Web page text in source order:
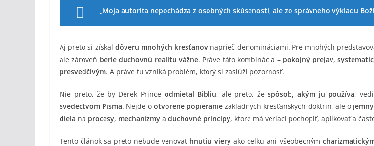
„Moja autorita nepochádza z osobných skúseností, ale zo správneho výkladu
Aj preto si získal dôveru mnohých kresťanov naprieč denomináciami. Pre mnohých
ale zároveň berie duchovnú realitu vážne. Práve táto kombinácia – pokojný prejav,
presvedčivým. A práve tu vzniká problém, ktorý si zaslúži pozornosť.
Nie preto, že by Derek Prince odmietal Bibliu, ale preto, žespôsob, akým ju používa,
svedectvom Písma. Nejde o otvorené popieranie základných kresťanských doktrín, ale o
diela na procesy, mechanizmy a duchovné princípy, ktoré má veriaci pochopiť, aplikovať a
Tento článok sa preto nebude venovať hnutiu viery ako celku ani všeobecným